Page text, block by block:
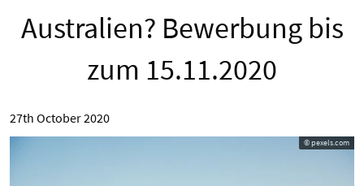
Australien? Bewerbung bis
zum 15.11.2020
27th October 2020
© pexels.com